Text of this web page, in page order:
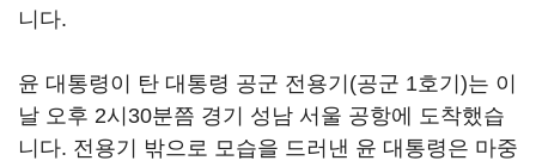
니다.
윤 대통령이 탄 대통령 공군 전용기(공군 1호기)는 이
날 오후 2시30분쯤 경기 성남 서울 공항에 도착했습
니다. 전용기 밖으로 모습을 드러낸 윤 대통령은 마중